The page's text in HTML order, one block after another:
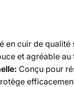
en cuir de qualité
et agréable au
Conçu pour